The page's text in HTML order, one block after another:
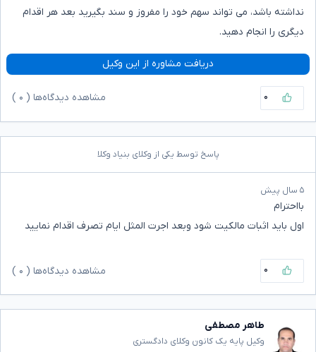
نداشته باشد، می تواند سهم خود را مفروز و سند بگیرید بعد هر اقدام
دیگری را انجام دهید‌.
دریافت مشاوره از این وکیل
۰ مشاهده دیدگاه‌ها ( ۰
پاسخ توسط یکی از وکلای بنیاد وکلا
۵ سال پیش
بااحترام
اول باید اثبات مالکیت شود وبعد اجرت المثل ایام تصرف اقدام نمایید
۰ مشاهده دیدگاه‌ها ( ۰
طاهر مصطفی
وکیل پایه یک کانون وکلای دادگستری